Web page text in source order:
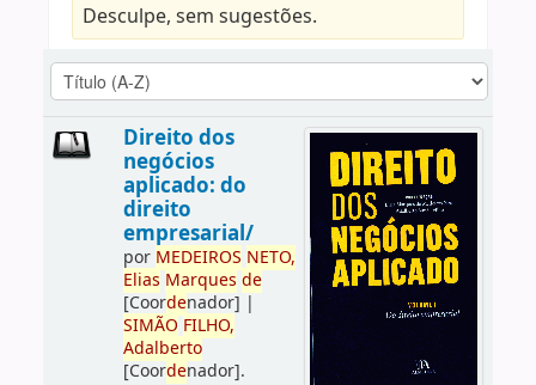
Desculpe, sem sugestões.
Direito dos
negócios
aplicado: do
direito
empresarial/
por MEDEIROS NETO,
Elias Marques de
[Coordenador] |
SIMÃO FILHO,
Adalberto
[Coordenador].